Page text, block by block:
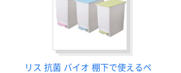
リス 抗菌 バイオ 棚下で使えるペ